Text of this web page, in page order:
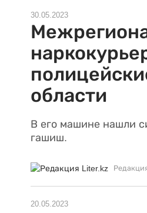
30.05.2023
области
В его машине нашли
гашиш.
20.05.2023